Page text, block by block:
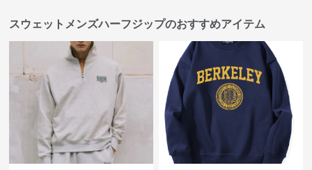
スウェットメンズハーフジップのおすすめアイテム